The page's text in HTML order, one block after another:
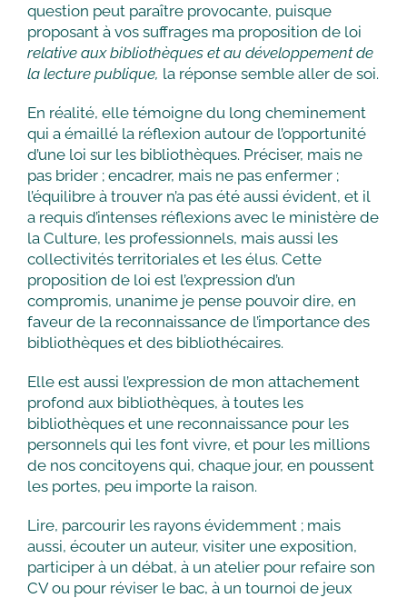
question peut paraître provocante, puisque
proposant à vos suffrages ma proposition de loi
relative aux bibliothèques et au développement de
la lecture publique, la réponse semble aller de soi.
En réalité, elle témoigne du long cheminement
qui a émaillé la réflexion autour de l’opportunité
d’une loi sur les bibliothèques. Préciser, mais ne
pas brider ; encadrer, mais ne pas enfermer ;
l’équilibre à trouver n’a pas été aussi évident, et il
a requis d’intenses réflexions avec le ministère de
la Culture, les professionnels, mais aussi les
collectivités territoriales et les élus. Cette
proposition de loi est l’expression d’un
compromis, unanime je pense pouvoir dire, en
faveur de la reconnaissance de l’importance des
bibliothèques et des bibliothécaires.
Elle est aussi l’expression de mon attachement
profond aux bibliothèques, à toutes les
bibliothèques et une reconnaissance pour les
personnels qui les font vivre, et pour les millions
de nos concitoyens qui, chaque jour, en poussent
les portes, peu importe la raison.
Lire, parcourir les rayons évidemment ; mais
aussi, écouter un auteur, visiter une exposition,
participer à un débat, à un atelier pour refaire son
CV ou pour réviser le bac, à un tournoi de jeux